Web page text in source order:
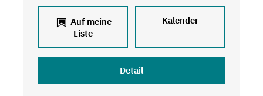
Auf meine
Liste
Kalender
Detail